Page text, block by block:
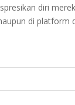
diri
di platform